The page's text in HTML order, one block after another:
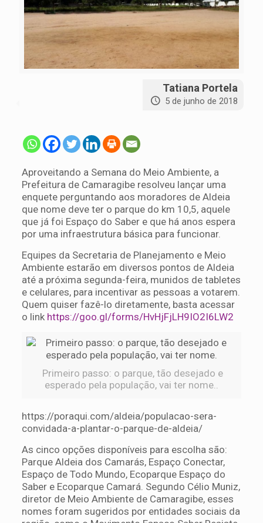
Tatiana Portela
5 de junho de 2018
Aproveitando a Semana do Meio Ambiente, a
Prefeitura de Camaragibe resolveu lançar uma
enquete perguntando aos moradores de Aldeia
que nome deve ter o parque do km 10,5, aquele
que já foi Espaço do Saber e que há anos espera
por uma infraestrutura básica para funcionar.
Equipes da Secretaria de Planejamento e Meio
Ambiente estarão em diversos pontos de Aldeia
até a próxima segunda-feira, munidos de tabletes
e celulares, para incentivar as pessoas a votarem.
Quem quiser fazê-lo diretamente, basta acessar
o link https://goo.gl/forms/HvHjFjLH9IO2I6LW2
Primeiro passo: o parque, tão desejado e
esperado pela população, vai ter nome..
https://poraqui.com/aldeia/populacao-sera-
convidada-a-plantar-o-parque-de-aldeia/
As cinco opções disponíveis para escolha são:
Parque Aldeia dos Camarás, Espaço Conectar,
Espaço de Todo Mundo, Ecoparque Espaço do
Saber e Ecoparque Camará. Segundo Célio Muniz,
diretor de Meio Ambiente de Camaragibe, esses
nomes foram sugeridos por entidades sociais da